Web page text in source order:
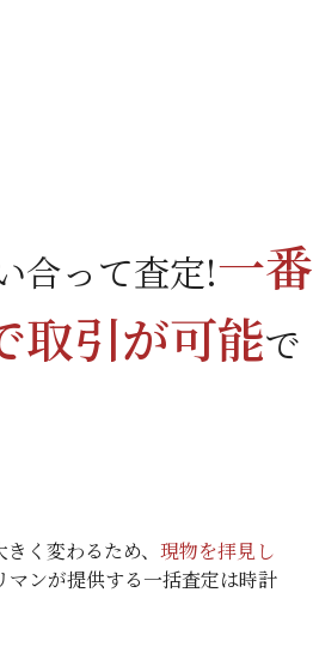
合って査定!一番
取引が可能で
く変わるため、 現物を拝見し
マンが提供する一括査定は時計